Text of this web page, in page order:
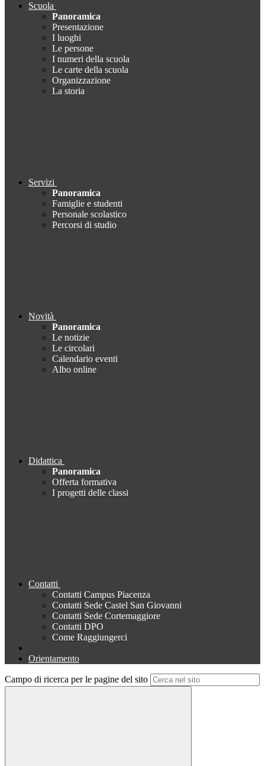
Scuola
Panoramica
Presentazione
I luoghi
Le persone
I numeri della scuola
Le carte della scuola
Organizzazione
La storia
Servizi
Panoramica
Famiglie e studenti
Personale scolastico
Percorsi di studio
Novità
Panoramica
Le notizie
Le circolari
Calendario eventi
Albo online
Didattica
Panoramica
Offerta formativa
I progetti delle classi
Contatti
Contatti Campus Piacenza
Contatti Sede Castel San Giovanni
Contatti Sede Cortemaggiore
Contatti DPO
Come Raggiungerci
Orientamento
Campo di ricerca per le pagine del sito